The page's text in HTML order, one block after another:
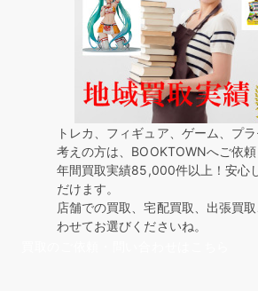
トレカ、フィギュア、ゲーム、プ
考えの方は、BOOKTOWNへご依頼
年間買取実績85,000件以上！安心
だけます。
店舗での買取、宅配買取、出張買
わせてお選びくださいね。